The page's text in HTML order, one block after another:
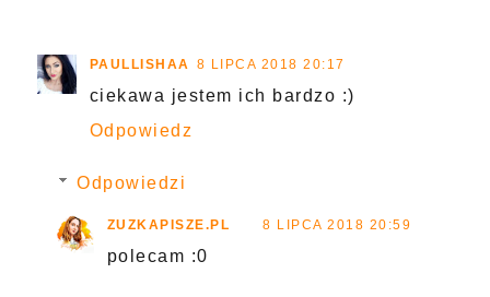
PAULLISHAA 8 LIPCA 2018 20:17
ciekawa jestem ich bardzo :)
Odpowiedz
Odpowiedzi
ZUZKAPISZE.PL 8 LIPCA 2018 20:59
polecam :0